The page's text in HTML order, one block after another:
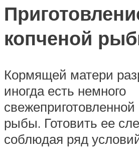
копченой
Кормящей матери
иногда есть немного
свежеприготовленной
рыбы. Готовить ее
соблюдая ряд